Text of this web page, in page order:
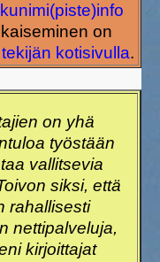
on
tekijän kotisivulla.
on yhä
työstään
vallitsevia
siksi, että
rahallisesti
nettipalveluja,
kirjoittajat